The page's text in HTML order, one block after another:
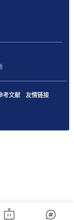
考文献
友情链接